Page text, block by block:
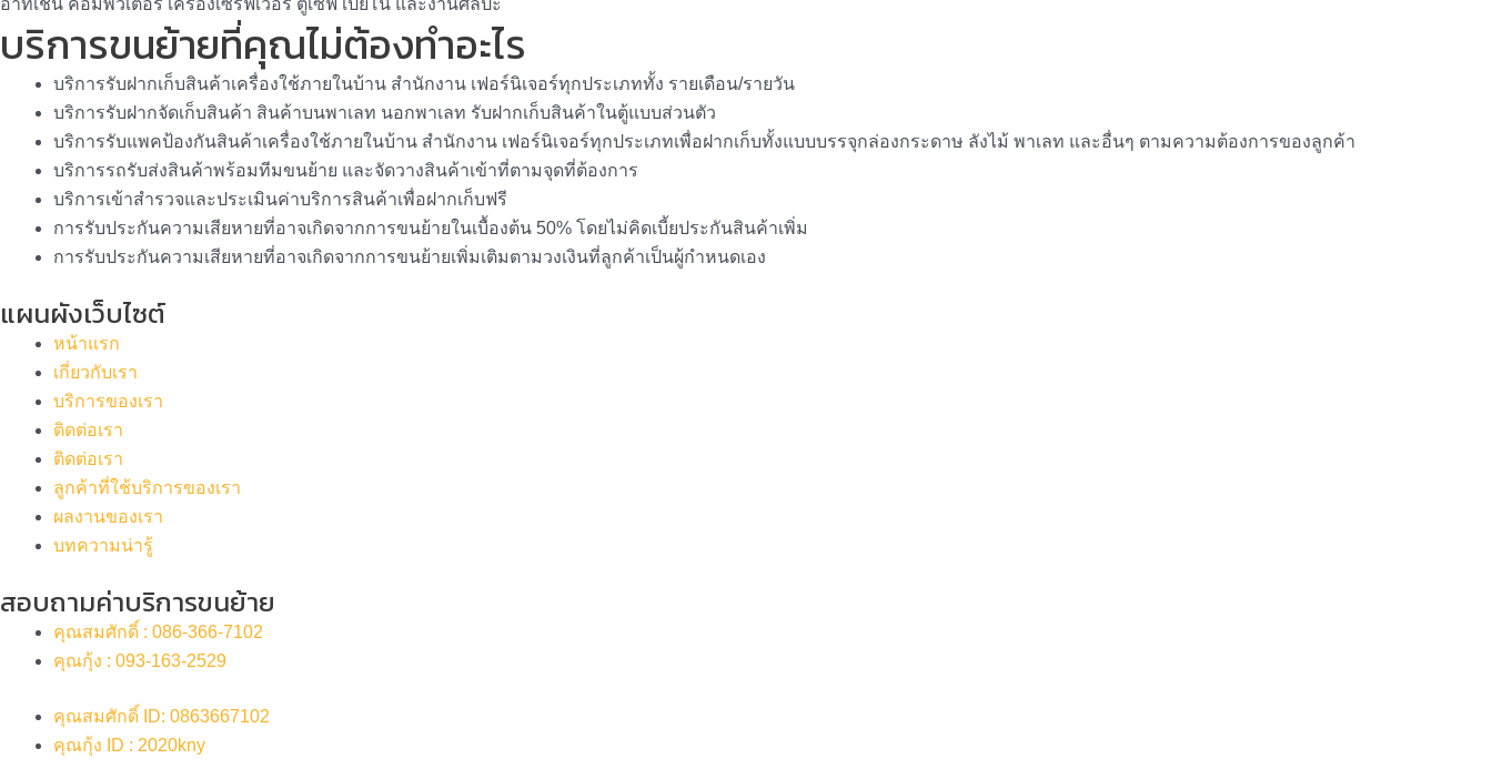
อาทิเช่น คอมพิวเตอร์ เครื่องเซิร์ฟเวอร์ ตู้เซฟ เปียโน และงานศิลปะ
บริการขนย้ายที่คุณไม่ต้องทำอะไร
บริการรับฝากเก็บสินค้าเครื่องใช้ภายในบ้าน สำนักงาน เฟอร์นิเจอร์ทุกประเภททั้ง รายเดือน/รายวัน
บริการรับฝากจัดเก็บสินค้า สินค้าบนพาเลท นอกพาเลท รับฝากเก็บสินค้าในตู้แบบส่วนตัว
บริการรับแพคป้องกันสินค้าเครื่องใช้ภายในบ้าน สำนักงาน เฟอร์นิเจอร์ทุกประเภทเพื่อฝากเก็บทั้งแบบบรรจุกล่องกระดาษ ลังไม้ พาเลท และอื่นๆ ตามความต้องการของลูกค้า
บริการรถรับส่งสินค้าพร้อมทีมขนย้าย และจัดวางสินค้าเข้าที่ตามจุดที่ต้องการ
บริการเข้าสำรวจและประเมินค่าบริการสินค้าเพื่อฝากเก็บฟรี
การรับประกันความเสียหายที่อาจเกิดจากการขนย้ายในเบื้องต้น 50% โดยไม่คิดเบี้ยประกันสินค้าเพิ่ม
การรับประกันความเสียหายที่อาจเกิดจากการขนย้ายเพิ่มเติมตามวงเงินที่ลูกค้าเป็นผู้กำหนดเอง
แผนผังเว็บไซต์
หน้าแรก
เกี่ยวกับเรา
บริการของเรา
ติดต่อเรา
ติดต่อเรา
ลูกค้าที่ใช้บริการของเรา
ผลงานของเรา
บทความน่ารู้
สอบถามค่าบริการขนย้าย
คุณสมศักดิ์ : 086-366-7102
คุณกุ้ง : 093-163-2529
คุณสมศักดิ์ ID: 0863667102
คุณกุ้ง ID : 2020kny